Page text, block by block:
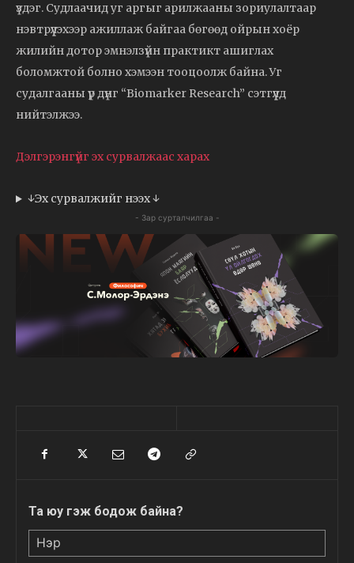
үздэг. Судлаачид уг аргыг арилжааны зориулалтаар
нэвтрүүлэхээр ажиллаж байгаа бөгөөд ойрын хоёр
жилийн дотор эмнэлзүйн практикт ашиглах
боломжтой болно хэмээн тооцоолж байна. Уг
судалгааны үр дүнг “Biomarker Research” сэтгүүлд
нийтэлжээ.
Дэлгэрэнгүйг эх сурвалжаас харах
↓Эх сурвалжийг нээх ↓
- Зар сурталчилгаа -
Та юу гэж бодож байна?